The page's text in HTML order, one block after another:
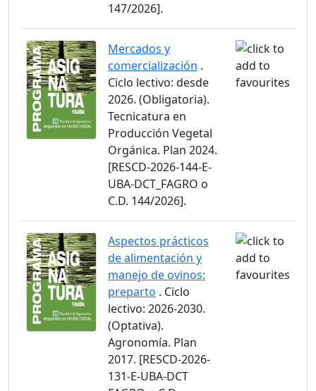
147/2026].
Mercados y
comercialización .
Ciclo lectivo: desde
2026. (Obligatoria).
Tecnicatura en
Producción Vegetal
Orgánica. Plan 2024.
[RESCD-2026-144-E-
UBA-DCT_FAGRO o
C.D. 144/2026].
Aspectos prácticos
de alimentación y
manejo de ovinos:
preparto . Ciclo
lectivo: 2026-2030.
(Optativa).
Agronomía. Plan
2017. [RESCD-2026-
131-E-UBA-DCT